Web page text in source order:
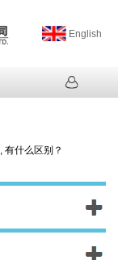
English
有什么区别？